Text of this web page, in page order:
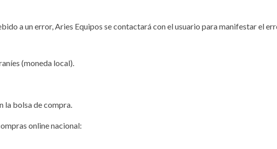
a un error, Aries Equipos se contactará con el usuario para manifestar el
(moneda local).
la bolsa de compra.
online nacional: